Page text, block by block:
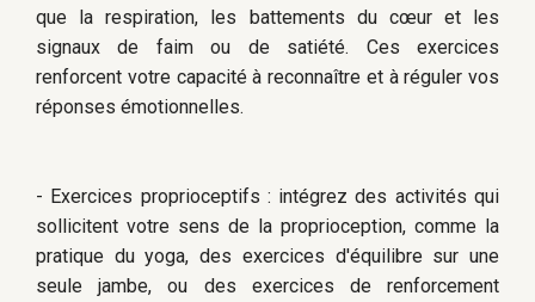
que la respiration, les battements du cœur et les
signaux de faim ou de satiété. Ces exercices
renforcent votre capacité à reconnaître et à réguler vos
réponses émotionnelles.
- Exercices proprioceptifs : intégrez des activités qui
sollicitent votre sens de la proprioception, comme la
pratique du yoga, des exercices d'équilibre sur une
seule jambe, ou des exercices de renforcement